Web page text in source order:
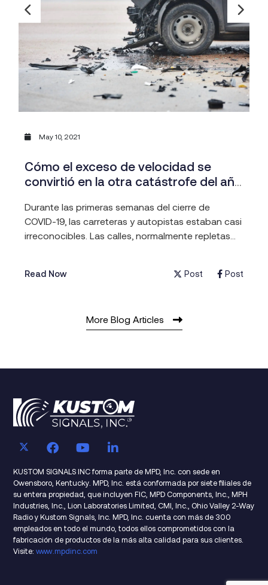
May 10, 2021
Cómo el exceso de velocidad se
convirtió en la otra catástrofe del año
Durante las primeras semanas del cierre de
COVID-19, las carreteras y autopistas estaban casi
irreconocibles. Las calles, normalmente repletas
esencial dirigiéndose al hospital. Era lógico:
Read Now Post Post
More Blog Articles
KUSTOM SIGNALS INC forma parte de MPD, Inc. con sede en
Owensboro, Kentucky. MPD, Inc. está conformada por siete filiales de
su entera propiedad, que incluyen FIC, MPD Components, Inc., MPH
Industries, Inc., Lion Laboratories Limited, CMI, Inc., Ohio Valley 2-Way
Radio y Kustom Signals, Inc. MPD, Inc. cuenta con más de 300
empleados en todo el mundo, todos ellos comprometidos con la
fabricación de productos de la más alta calidad para sus clientes.
Visite: www.mpdinc.com